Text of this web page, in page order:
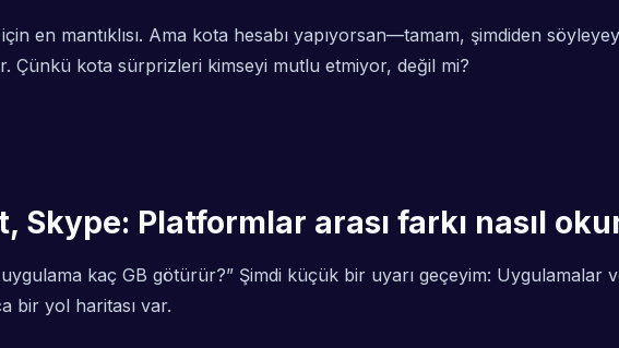
en mantıklısı. Ama kota hesabı yapıyorsan—tamam, şimdiden
Çünkü kota sürprizleri kimseyi mutlu etmiyor, değil mi?
Skype: Platformlar arası farkı nasıl
kaç GB götürür?” Şimdi küçük bir uyarı geçeyim:
bir yol haritası var.